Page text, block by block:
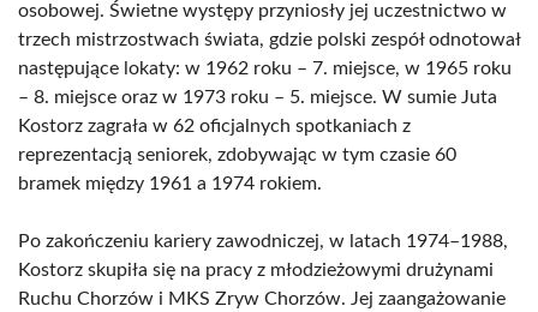
osobowej. Świetne występy przyniosły jej uczestnictwo w
trzech mistrzostwach świata, gdzie polski zespół odnotował
następujące lokaty: w 1962 roku – 7. miejsce, w 1965 roku
– 8. miejsce oraz w 1973 roku – 5. miejsce. W sumie Juta
Kostorz zagrała w 62 oficjalnych spotkaniach z
reprezentacją seniorek, zdobywając w tym czasie 60
bramek między 1961 a 1974 rokiem.
Po zakończeniu kariery zawodniczej, w latach 1974–1988,
Kostorz skupiła się na pracy z młodzieżowymi drużynami
Ruchu Chorzów i MKS Zryw Chorzów. Jej zaangażowanie